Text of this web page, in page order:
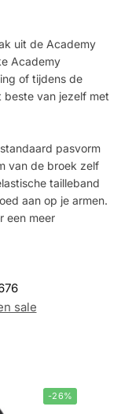
uit de Academy
Academy
of tijdens de
van jezelf met
pasvorm
van de broek zelf
tailleband
aan op je armen.
een meer
sale
-26%